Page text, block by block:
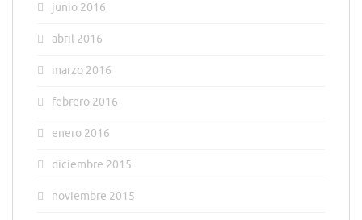
junio 2016
abril 2016
marzo 2016
febrero 2016
enero 2016
diciembre 2015
noviembre 2015